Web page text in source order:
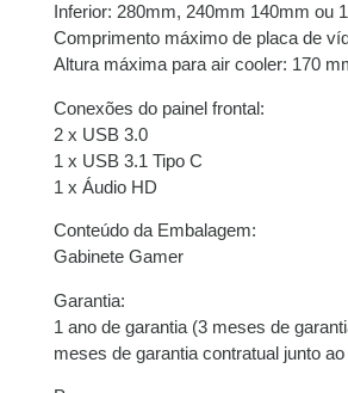
Inferior: 280mm, 240mm 140mm ou
Comprimento máximo de placa de
Altura máxima para air cooler: 170
Conexões do painel frontal:
2 x USB 3.0
1 x USB 3.1 Tipo C
1 x Áudio HD
Conteúdo da Embalagem:
Gabinete Gamer
Garantia:
1 ano de garantia (3 meses de
meses de garantia contratual junto